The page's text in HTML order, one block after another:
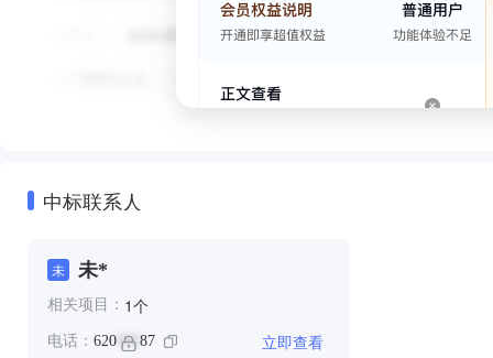
中标联系人
未 未*
相关项目： 1个
电话： 620 *** 87 立即查看